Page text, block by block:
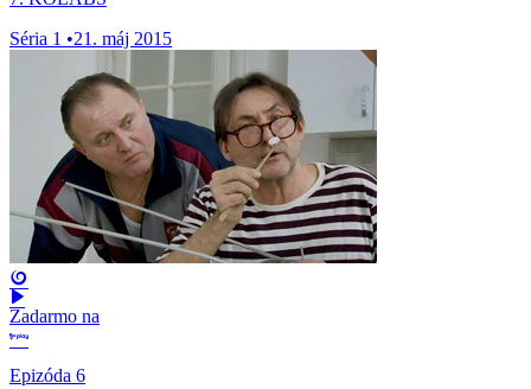
Séria 1 •21. máj 2015
Zadarmo na
Epizóda 6